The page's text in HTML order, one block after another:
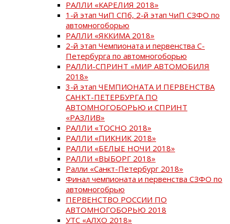
РАЛЛИ «КАРЕЛИЯ 2018»
1-й этап ЧиП СПб, 2-й этап ЧиП СЗФО по
автомногоборью
РАЛЛИ «ЯККИМА 2018»
2-й этап Чемпионата и первенства С-
Петербурга по автомногоборью
РАЛЛИ-СПРИНТ «МИР АВТОМОБИЛЯ
2018»
3-й этап ЧЕМПИОНАТА И ПЕРВЕНСТВА
САНКТ-ПЕТЕРБУРГА ПО
АВТОМНОГОБОРЬЮ и СПРИНТ
«РАЗЛИВ»
РАЛЛИ «ТОСНО 2018»
РАЛЛИ «ПИКНИК 2018»
РАЛЛИ «БЕЛЫЕ НОЧИ 2018»
РАЛЛИ «ВЫБОРГ 2018»
Ралли «Санкт-Петербург 2018»
Финал чемпионата и первенства СЗФО по
автомногобрью
ПЕРВЕНСТВО РОССИИ ПО
АВТОМНОГОБОРЬЮ 2018
УТС «АЛХО 2018»